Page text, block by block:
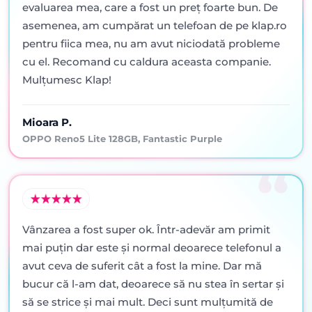
evaluarea mea, care a fost un preț foarte bun. De
asemenea, am cumpărat un telefoan de pe klap.ro
pentru fiica mea, nu am avut niciodată probleme
cu el. Recomand cu caldura aceasta companie.
Mulțumesc Klap!
Mioara P.
OPPO Reno5 Lite 128GB, Fantastic Purple
Vânzarea a fost super ok. Într-adevăr am primit
mai puţin dar este şi normal deoarece telefonul a
avut ceva de suferit cât a fost la mine. Dar mă
bucur că l-am dat, deoarece să nu stea în sertar şi
să se strice şi mai mult. Deci sunt mulţumită de